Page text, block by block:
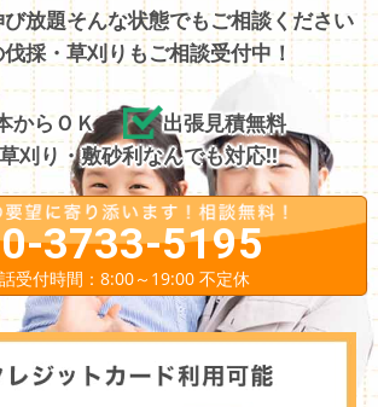
放題そんな状態でもご相談ください
採・草刈りもご相談受付中！
からＯＫ
出張見積無料
刈り・敷砂利なんでも対応!!
3733-5195
受付時間：8:00～19:00 不定休